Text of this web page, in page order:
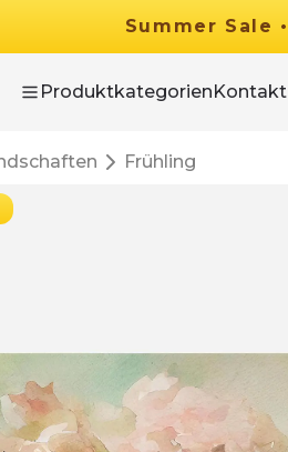
Summer Sale •
ProduktkategorienKontakt
Frühling